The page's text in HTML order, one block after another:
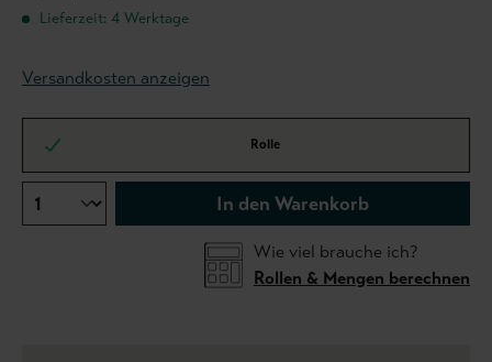
Lieferzeit: 4 Werktage
Versandkosten anzeigen
Rolle
In den Warenkorb
Wie viel brauche ich?
Rollen & Mengen berechnen